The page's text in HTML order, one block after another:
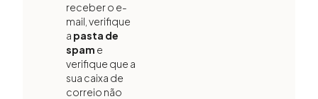
receber o e-
mail, verifique
a pasta de
spam e
verifique que a
sua caixa de
correio não